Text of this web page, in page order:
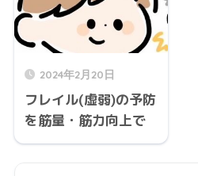
2024年2月20日
フレイル(虚弱)の予防
を筋量・筋力向上で